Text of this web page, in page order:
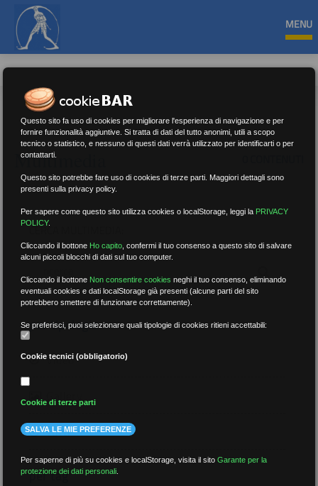
MENU
Multimedia
CERCA MULTIMEDIA:
per tipologia
Video
Gallery
Tutti
per tag
Questo sito fa uso di cookies per migliorare l'esperienza di navigazione e per
fornire funzionalità aggiuntive. Si tratta di dati del tutto anonimi, utili a scopo
tecnico o statistico, e nessuno di questi dati verrà utilizzato per identificarti o per
contattarti.
Questo sito potrebbe fare uso di cookies di terze parti. Maggiori dettagli sono
presenti sulla privacy policy.
Per sapere come questo sito utilizza cookies o localStorage, leggi la PRIVACY
POLICY.
Cliccando il bottone Ho capito,confermi il tuo consenso a questo sito di salvare
alcuni piccoli blocchi di dati sul tuo computer.
Cliccando il bottone Non consentire cookies neghi il tuo consenso, eliminando
eventuali cookies e dati localStorage già presenti (alcune parti del sito
potrebbero smettere di funzionare correttamente).
Se preferisci, puoi selezionare quali tipologie di cookies ritieni accettabili:
Cookie tecnici (obbligatorio)
Cookie di terze parti
SALVA LE MIE PREFERENZE
Per saperne di più su cookies e localStorage, visita il sitoGarante per la
protezione dei dati personali.